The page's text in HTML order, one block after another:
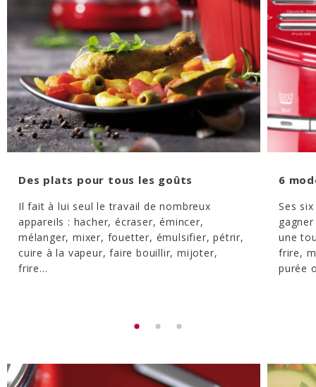
Des plats pour tous les goûts
Il fait à lui seul le travail de nombreux
appareils : hacher, écraser, émincer,
mélanger, mixer, fouetter, émulsifier, pétrir,
cuire à la vapeur, faire bouillir, mijoter,
frire...
6
Ses
une
frire,
purée